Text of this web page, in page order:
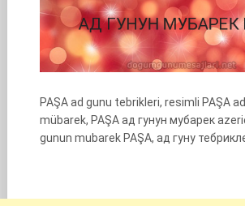
PAŞA ad gunu tebrikleri, resimli PAŞA
mübarek, PAŞA ад гунун мубарек
gunun mubarek PAŞA, ад гуну